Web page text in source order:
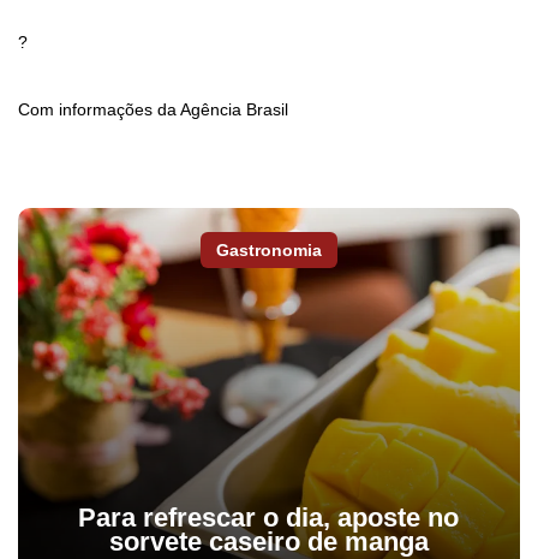
?
Com informações da Agência Brasil
Gastronomia
Para refrescar o dia, aposte no
sorvete caseiro de manga